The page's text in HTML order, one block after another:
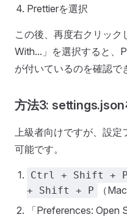
Prettierを選択
この後、再度右クリッ
With...」を選択すると、
が付いているのを確認で
方法3: settings.json
上級者向けですが、設定
可能です。
Ctrl + Shift + P
+ Shift + P
（
「Preferences: Open